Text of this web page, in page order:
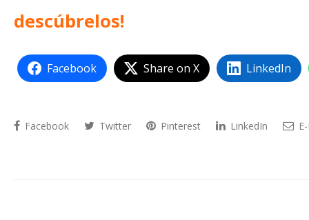
descúbrelos!
Facebook Share on X LinkedIn
Facebook Twitter Pinterest LinkedIn